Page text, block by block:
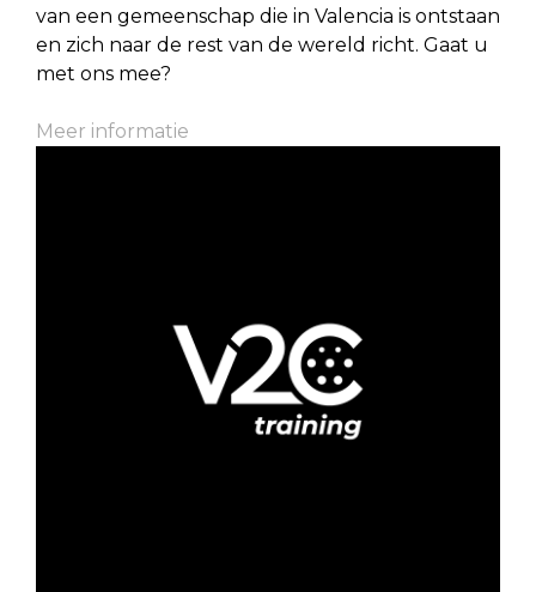
van een gemeenschap die in Valencia is ontstaan
en zich naar de rest van de wereld richt. Gaat u
met ons mee?
Meer informatie